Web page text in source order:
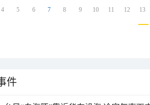
4 5 6 7 8 9 10 11 12 13
件